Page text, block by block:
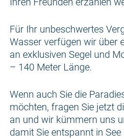
Für Ihr unbeschwertes
Wasser verfügen wir über
an exklusiven Segel und
– 140 Meter Länge.
Wenn auch Sie die
möchten, fragen Sie jetzt
an und wir kümmern uns
damit Sie entspannt in